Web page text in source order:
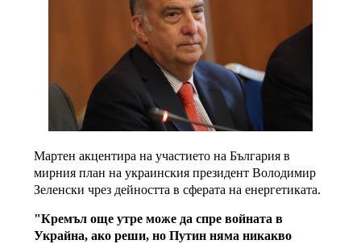
Мартен акцентира на участието на България в
мирния план на украинския президент Володимир
Зеленски чрез дейността в сферата на енергетиката.
"Кремъл още утре може да спре войната в
Украйна, ако реши, но Путин няма никакво